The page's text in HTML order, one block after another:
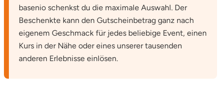
basenio schenkst du die maximale Auswahl. Der
Beschenkte kann den Gutscheinbetrag ganz nach
eigenem Geschmack für jedes beliebige Event, einen
Kurs in der Nähe oder eines unserer tausenden
anderen Erlebnisse einlösen.